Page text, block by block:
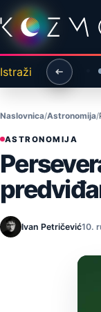
Preskoči na sadržaj
Istraži
Naslovnica Astronomija
ASTRONOMIJA
Ivan Petričević10.